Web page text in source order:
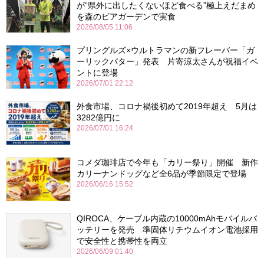
が“県外に出したくないほど食べる”極上えだまめ
を森のビアガーデンで実食
2026/08/05 11:06
プリングルズ×ウルトラマンの新フレーバー「ガ
ーリックバター」発表 片寄涼太さんが祝福イベ
ントに登場
2026/07/01 22:12
外食市場、コロナ禍後初めて2019年超え 5月は
3282億円に
2026/07/01 16:24
コメダ珈琲店で今年も「カリー祭り」開催 新作
カリーナンドッグなど全6品が季節限定で登場
2026/06/16 15:52
QIROCA、ケーブル内蔵の10000mAhモバイルバ
ッテリーを発売 準固体リチウムイオン電池採用
で安全性と携帯性を両立
2026/06/09 01:40